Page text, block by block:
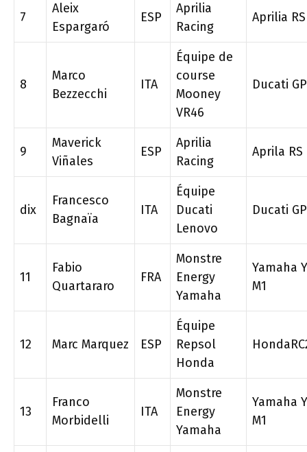
7
Aleix
Espargaró
ESP
Aprilia
Racing
Aprilia RS
8
Marco
Bezzecchi
ITA
Équipe de
course
Mooney
VR46
Ducati
9
Maverick
Viñales
ESP
Aprilia
Racing
Aprila RS
dix
Francesco
Bagnaïa
ITA
Équipe
Ducati
Lenovo
Ducati
11
Fabio
Quartararo
FRA
Monstre
Energy
Yamaha
Yamaha
M1
12 Marc Marquez ESP
Équipe
Repsol
Honda
13
Franco
Morbidelli
ITA
Monstre
Energy
Yamaha
Yamaha
M1